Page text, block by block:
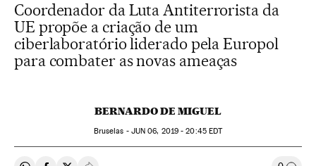
Coordenador da Luta Antiterrorista da
UE propõe a criação de um
ciberlaboratório liderado pela Europol
para combater as novas ameaças
BERNARDO DE MIGUEL
Bruselas - JUN 06, 2019 - 20:45EDT